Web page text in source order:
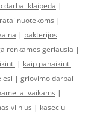
darbai klaipeda |
nuotekoms |
| bakterijos
renkames geriausia |
| kaip panaikinti
| griovimo darbai
vaikams |
vilnius | kaseciu